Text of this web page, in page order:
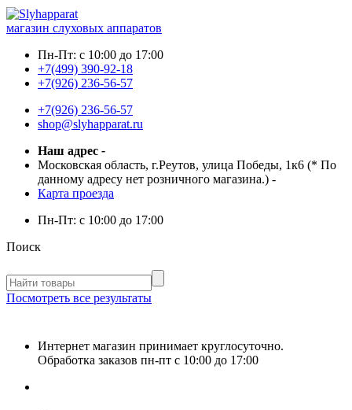
магазин слуховых аппаратов
Пн-Пт: с 10:00 до 17:00
+7(499) 390-92-18
+7(926) 236-56-57
+7(926) 236-56-57
shop@slyhapparat.ru
Наш адрес -
Московская область, г.Реутов, улица Победы, 1к6 (* По
данному адресу нет розничного магазина.) -
Карта проезда
Пн-Пт: с 10:00 до 17:00
Поиск
Посмотреть все результаты
Интернет магазин принимает круглосуточно.
Обработка заказов пн-пт с 10:00 до 17:00